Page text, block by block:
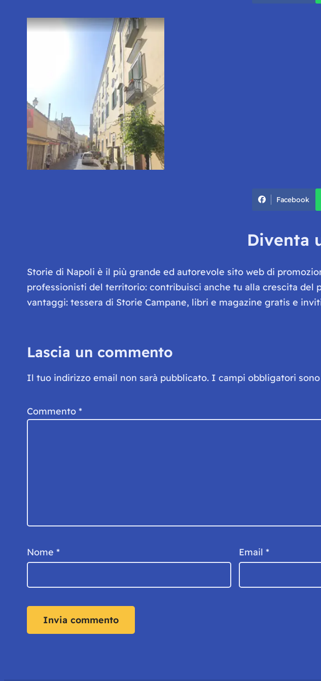
Facebook
Diventa
Storie di Napoli è il più grande ed autorevole sito web di
professionisti del territorio: contribuisci anche tu alla crescita
vantaggi: tessera di Storie Campane, libri e magazine gratis e
Lascia un commento
Il tuo indirizzo email non sarà pubblicato. I campi obbligatori
Commento *
Nome * Email *